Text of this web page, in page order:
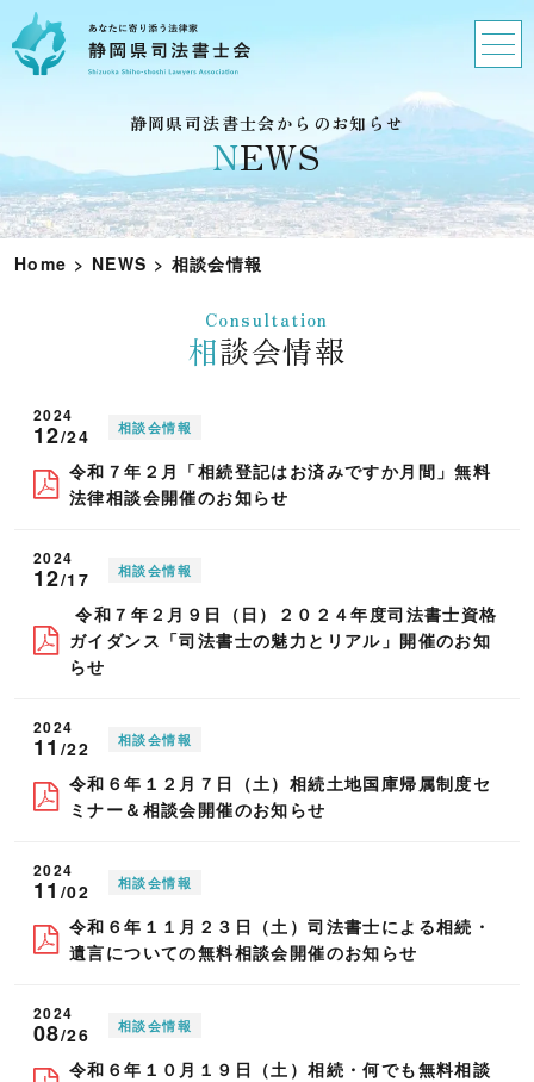
静岡県司法書士会からのお知らせ
NEWS
Home > NEWS > 相談会情報
Consultation
相談会情報
2024
12/24 相談会情報
令和７年２月「相続登記はお済みですか月間」無料
法律相談会開催のお知らせ
2024
12/17 相談会情報
令和７年２月９日（日）２０２４年度司法書士資格
ガイダンス「司法書士の魅力とリアル」開催のお知
らせ
2024
11 /22 相談会情報
令和６年１２月７日（土）相続土地国庫帰属制度セ
ミナー＆相談会開催のお知らせ
2024
11 /02 相談会情報
令和６年１１月２３日（土）司法書士による相続・
遺言についての無料相談会開催のお知らせ
2024
08/26 相談会情報
令和６年１０月１９日（土）相続・何でも無料相談